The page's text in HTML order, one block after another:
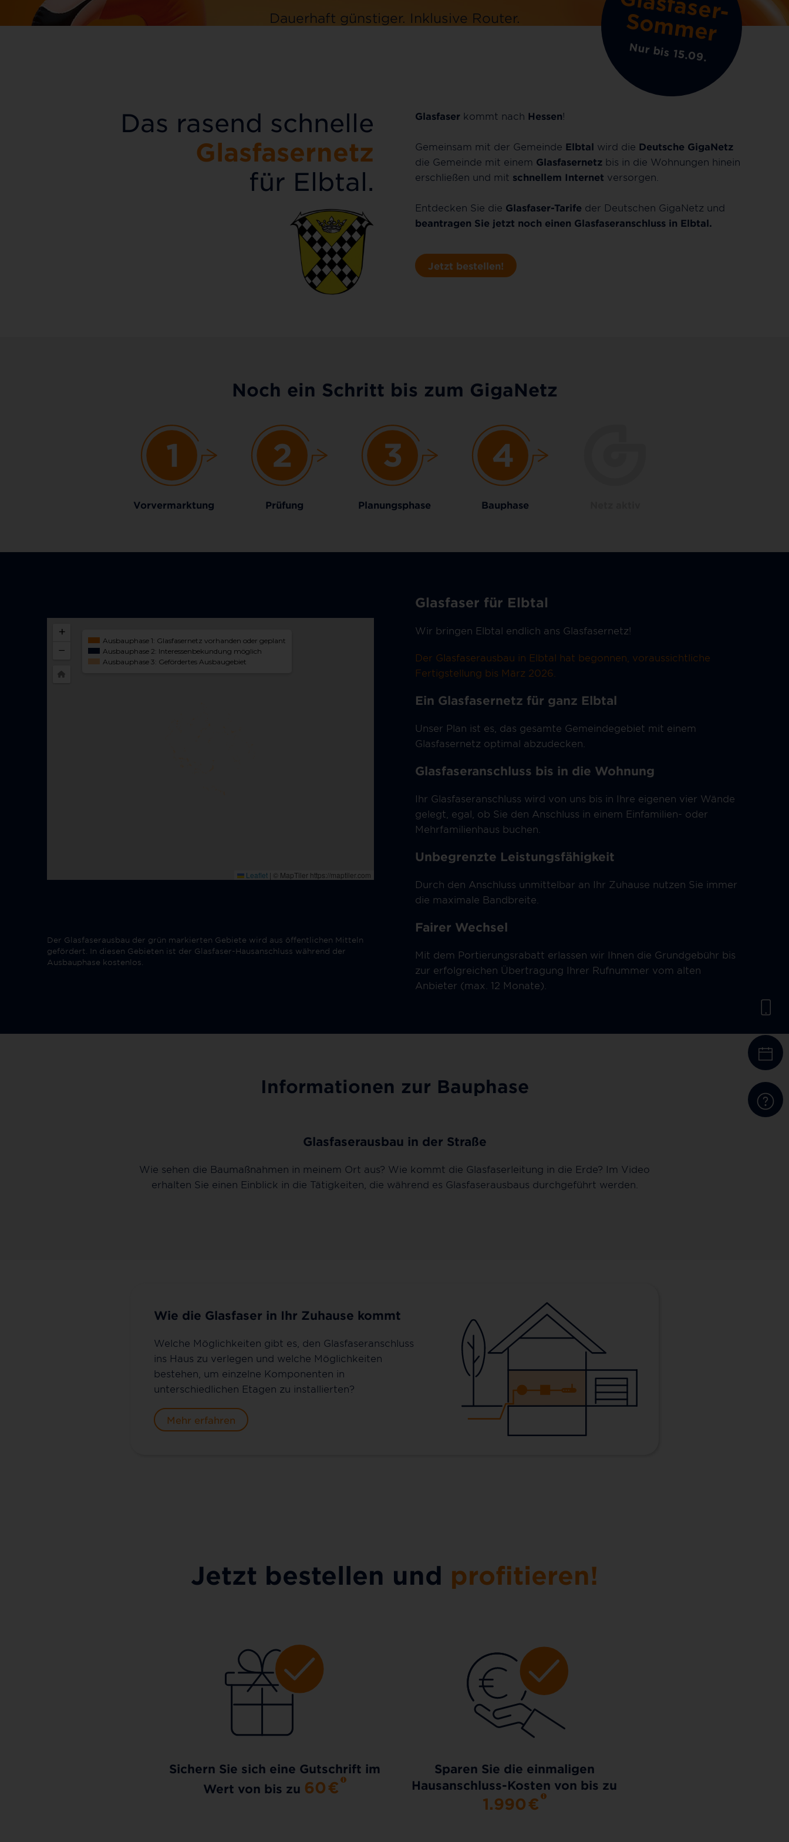
Dauerhaft günstiger. Inklusive Router. S
r
Nur bis 15.09.
Das rasend schnelle
Glasfasernetz
für Elbtal.
Glasfaser kommt nach Hessen!
Gemeinsam mit der Gemeinde Elbtal wird die Deutsche GigaNetz
die Gemeinde mit einem Glasfasernetz bis in die Wohnungen hinein
erschließen und mit schnellem Internet versorgen.
Entdecken Sie die Glasfaser-Tarife der Deutschen GigaNetz und
beantragen Sie jetzt noch einen Glasfaseranschluss in Elbtal.
Jetzt bestellen!
Noch ein Schritt bis zum GigaNetz
Vorvermarktung Prüfung Planungsphase Bauphase
Der Glasfaserausbau der grün markierten Gebiete wird aus öffentlichen Mitteln
gefördert. In diesen Gebieten ist der Glasfaser-Hausanschluss während der
Ausbauphase kostenlos.
Glasfaser für Elbtal
Wir bringen Elbtal endlich ans Glasfasernetz!
Der Glasfaserausbau in Elbtal hat begonnen, voraussichtliche
Fertigstellung bis März 2026
Ein Glasfasernetz für ganz Elbtal
Unser Plan ist es, das gesamte Gemeindegebiet mit einem
Glasfasernetz optimal abzudecken.
Glasfaseranschluss bis in die Wohnung
Ihr Glasfaseranschluss wird von uns bis in Ihre eigenen vier Wände
gelegt, egal, ob Sie den Anschluss in einem Einfamilien- oder
Mehrfamilienhaus buchen.
Unbegrenzte Leistungsfähigkeit
Durch den Anschluss unmittelbar an Ihr Zuhause nutzen Sie immer
die maximale Bandbreite.
Fairer Wechsel
Mit dem Portierungsrabatt erlassen wir Ihnen die Grundgebühr bis
zur erfolgreichen Übertragung Ihrer Rufnummer vom alten
Anbieter (max. 12 Monate).
Informationen zur Bauphase
Glasfaserausbau in der Straße
Wie sehen die Baumaßnahmen in meinem Ort aus? Wie kommt die Glasfaserleitung in die Erde? Im Video
erhalten Sie einen Einblick in die Tätigkeiten, die während es Glasfaserausbaus durchgeführt werden.
Wie die Glasfaser in Ihr Zuhause kommt
Welche Möglichkeiten gibt es, den Glasfaseranschluss
ins Haus zu verlegen und welche Möglichkeiten
bestehen, um einzelne Komponenten in
unterschiedlichen Etagen zu installierten?
Mehr erfahren
Jetzt bestellen und profitieren!
Sichern Sie sich eine Gutschrift im
Wert von bis zu 60€
Sparen Sie die einmaligen
Hausanschluss-Kosten von bis zu
1.990€